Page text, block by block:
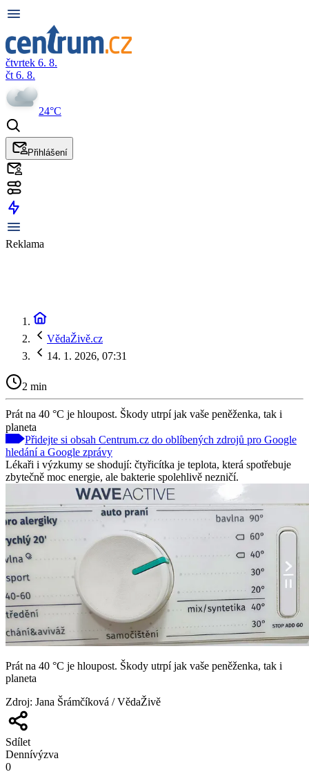
čtvrtek 6. 8.
čt 6. 8.
24°C
Přihlášení
Reklama
VědaŽivě.cz
14. 1. 2026, 07:31
2 min
Prát na 40 °C je hloupost. Škody utrpí jak vaše peněženka, tak i
planeta
Přidejte si obsah Centrum.cz do oblíbených zdrojů pro Google
hledání a Google zprávy
Lékaři i výzkumy se shodují: čtyřicítka je teplota, která spotřebuje
zbytečně moc energie, ale bakterie spolehlivě nezničí.
Prát na 40 °C je hloupost. Škody utrpí jak vaše peněženka, tak i
planeta
Zdroj: Jana Šrámčíková / VědaŽivě
Sdílet
Dennívýzva
0